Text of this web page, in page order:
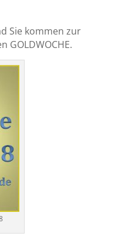
Sie kommen zur
GOLDWOCHE.